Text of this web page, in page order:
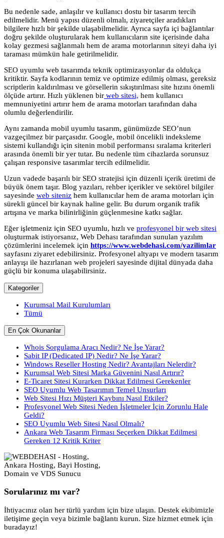
Bu nedenle sade, anlaşılır ve kullanıcı dostu bir tasarım tercih
edilmelidir. Menü yapısı düzenli olmalı, ziyaretçiler aradıkları
bilgilere hızlı bir şekilde ulaşabilmelidir. Ayrıca sayfa içi bağlantılar
doğru şekilde oluşturularak hem kullanıcıların site içerisinde daha
kolay gezmesi sağlanmalı hem de arama motorlarının siteyi daha iyi
taraması mümkün hale getirilmelidir.
SEO uyumlu web tasarımda teknik optimizasyonlar da oldukça
kritiktir. Sayfa kodlarının temiz ve optimize edilmiş olması, gereksiz
scriptlerin kaldırılması ve görsellerin sıkıştırılması site hızını önemli
ölçüde artırır. Hızlı yüklenen bir web sitesi, hem kullanıcı
memnuniyetini artırır hem de arama motorları tarafından daha
olumlu değerlendirilir.
Aynı zamanda mobil uyumlu tasarım, günümüzde SEO’nun
vazgeçilmez bir parçasıdır. Google, mobil öncelikli indeksleme
sistemi kullandığı için sitenin mobil performansı sıralama kriterleri
arasında önemli bir yer tutar. Bu nedenle tüm cihazlarda sorunsuz
çalışan responsive tasarımlar tercih edilmelidir.
Uzun vadede başarılı bir SEO stratejisi için düzenli içerik üretimi de
büyük önem taşır. Blog yazıları, rehber içerikler ve sektörel bilgiler
sayesinde web siteniz hem kullanıcılar hem de arama motorları için
sürekli güncel bir kaynak haline gelir. Bu durum organik trafik
artışına ve marka bilinirliğinin güçlenmesine katkı sağlar.
Eğer işletmeniz için SEO uyumlu, hızlı ve profesyonel bir web sitesi
oluşturmak istiyorsanız, Web Dehası tarafından sunulan yazılım
çözümlerini incelemek için https://www.webdehasi.com/yazilimlar
sayfasını ziyaret edebilirsiniz. Profesyonel altyapı ve modern tasarım
anlayışı ile hazırlanan web projeleri sayesinde dijital dünyada daha
güçlü bir konuma ulaşabilirsiniz.
Kategoriler
Kurumsal Mail Kurulumları
Tümü
En Çok Okunanlar
Whois Sorgulama Aracı Nedir? Ne İşe Yarar?
Sabit IP (Dedicated IP) Nedir? Ne İşe Yarar?
Windows Reseller Hosting Nedir? Avantajları Nelerdir?
Kurumsal Web Sitesi Marka Güvenini Nasıl Artırır?
E-Ticaret Sitesi Kurarken Dikkat Edilmesi Gerekenler
SEO Uyumlu Web Tasarımın Temel Unsurları
Web Sitesi Hızı Müşteri Kaybını Nasıl Etkiler?
Profesyonel Web Sitesi Neden İşletmeler İçin Zorunlu Hale
Geldi?
SEO Uyumlu Web Sitesi Nasıl Olmalı?
Ankara Web Tasarım Firması Seçerken Dikkat Edilmesi
Gereken 12 Kritik Kriter
Sorularınız mı var?
İhtiyacınız olan her türlü yardım için bize ulaşın. Destek ekibimizle
iletişime geçin veya bizimle bağlantı kurun. Size hizmet etmek için
buradayız!